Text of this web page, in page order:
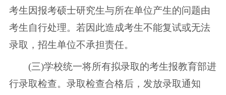
考生因报考硕士研究生与所在单位产生的问题由
考生自行处理。若因此造成考生不能复试或无法
录取，招生单位不承担责任。
(三)学校统一将所有拟录取的考生报教育部进
行录取检查。录取检查合格后，发放录取通知